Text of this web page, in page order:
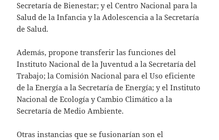
Secretaría de Bienestar; y el Centro Nacional para la
Salud de la Infancia y la Adolescencia a la Secretaría
de Salud.
Además, propone transferir las funciones del
Instituto Nacional de la Juventud a la Secretaría del
Trabajo; la Comisión Nacional para el Uso eficiente
de la Energía a la Secretaría de Energía; y el Instituto
Nacional de Ecología y Cambio Climático a la
Secretaría de Medio Ambiente.
Otras instancias que se fusionarían son el